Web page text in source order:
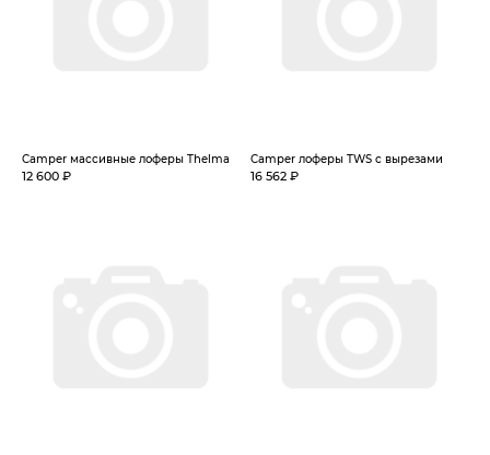
Camper массивные лоферы Thelma
12 600 ₽
Camper лоферы TWS с вырезами
16 562 ₽